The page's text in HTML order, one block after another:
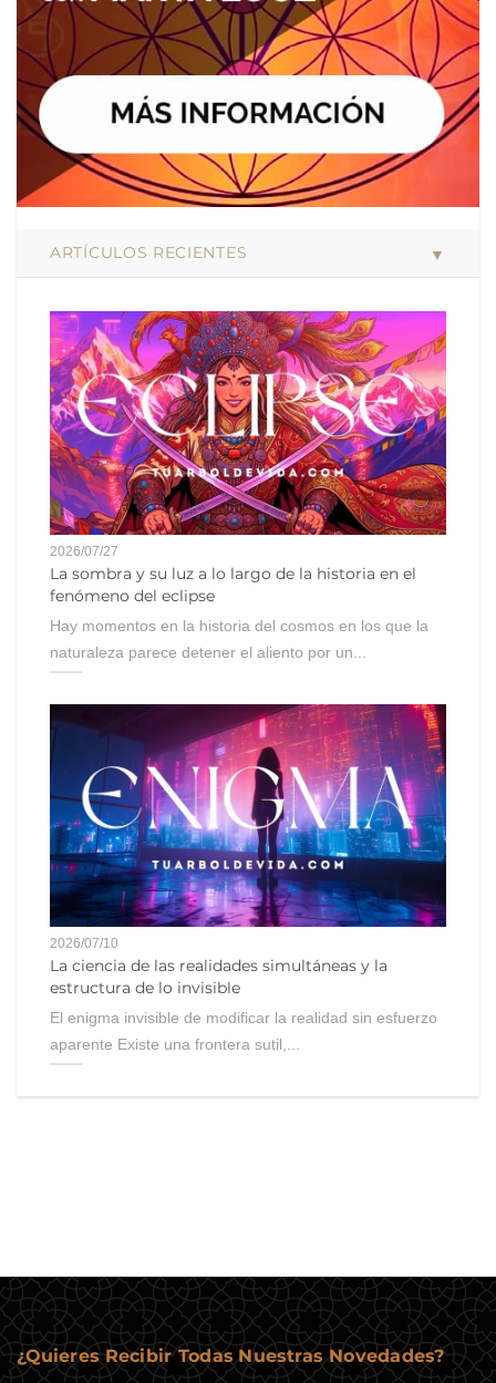
ARTÍCULOS RECIENTES
2026/07/27
La sombra y su luz a lo largo de la historia en el
fenómeno del eclipse
Hay momentos en la historia del cosmos en los que la
naturaleza parece detener el aliento por un...
2026/07/10
La ciencia de las realidades simultáneas y la
estructura de lo invisible
El enigma invisible de modificar la realidad sin esfuerzo
aparente Existe una frontera sutil,...
¿Quieres Recibir Todas Nuestras Novedades?